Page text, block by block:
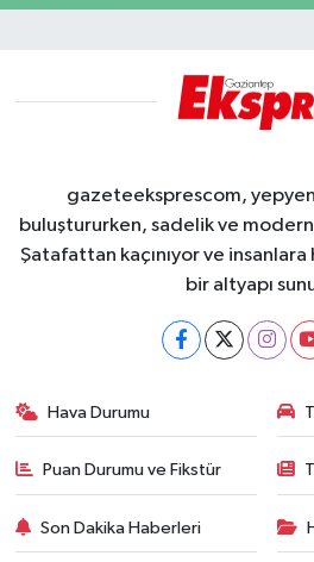
gazeteeksprescom,
buluştururken, sadelik ve
Şatafattan kaçınıyor ve
bir altyapı
Hava Durumu
Puan Durumu ve Fikstür
Son Dakika Haberleri